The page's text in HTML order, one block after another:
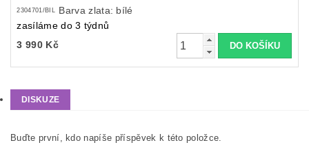
2304701/BIL
Barva zlata: bílé
zasíláme do 3 týdnů
3 990 Kč
DISKUZE
Buďte první, kdo napíše příspěvek k této položce.